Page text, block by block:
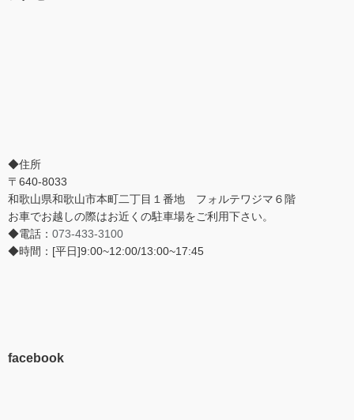
◆住所
〒640-8033
和歌山県和歌山市本町二丁目１番地 フォルテワジマ６階
お車でお越しの際はお近くの駐車場をご利用下さい。
◆電話： 073-433-3100
◆時間：[平日]9:00~12:00/13:00~17:45
facebook